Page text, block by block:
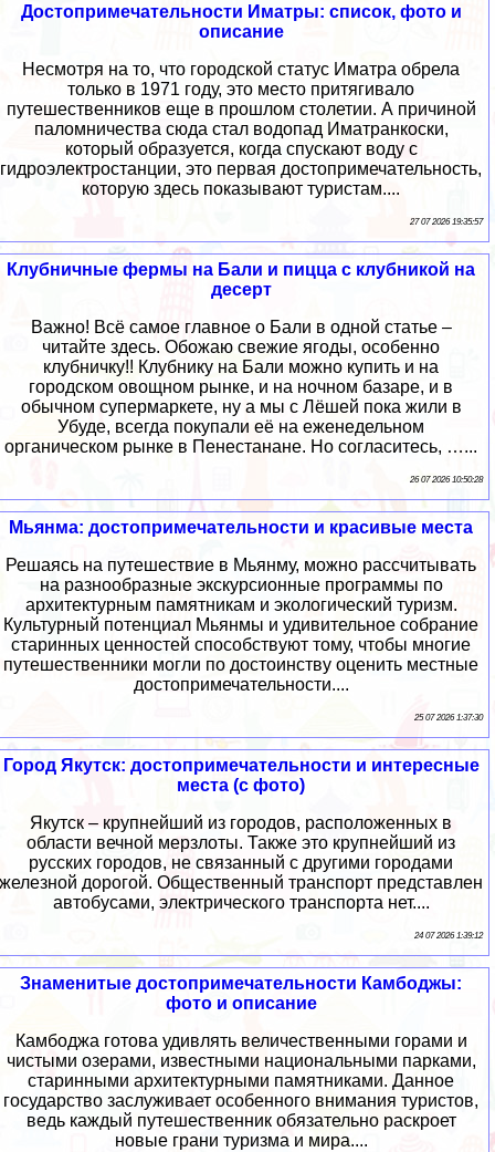
Достопримечательности Иматры: список, фото и
описание
Несмотря на то, что городской статус Иматра обрела
только в 1971 году, это место притягивало
путешественников еще в прошлом столетии. А причиной
паломничества сюда стал водопад Иматранкоски,
который образуется, когда спускают воду с
гидроэлектростанции, это первая достопримечательность,
которую здесь показывают туристам....
27 07 2026 19:35:57
Клубничные фермы на Бали и пицца с клубникой на
десерт
Важно! Всё самое главное о Бали в одной статье –
читайте здесь. Обожаю свежие ягоды, особенно
клубничку!! Клубнику на Бали можно купить и на
городском овощном рынке, и на ночном базаре, и в
обычном супермаркете, ну а мы с Лёшей пока жили в
Убуде, всегда покупали её на еженедельном
органическом рынке в Пенестанане. Но согласитесь, …...
26 07 2026 10:50:28
Мьянма: достопримечательности и красивые места
Решаясь на путешествие в Мьянму, можно рассчитывать
на разнообразные экскурсионные программы по
архитектурным памятникам и экологический туризм.
Культурный потенциал Мьянмы и удивительное собрание
старинных ценностей способствуют тому, чтобы многие
путешественники могли по достоинству оценить местные
достопримечательности....
25 07 2026 1:37:30
Город Якутск: достопримечательности и интересные
места (с фото)
Якутск – крупнейший из городов, расположенных в
области вечной мерзлоты. Также это крупнейший из
русских городов, не связанный с другими городами
железной дорогой. Общественный транспорт представлен
автобусами, электрического транспорта нет....
24 07 2026 1:39:12
Знаменитые достопримечательности Камбоджы:
фото и описание
Камбоджа готова удивлять величественными горами и
чистыми озерами, известными национальными парками,
старинными архитектурными памятниками. Данное
государство заслуживает особенного внимания туристов,
ведь каждый путешественник обязательно раскроет
новые грани туризма и мира....